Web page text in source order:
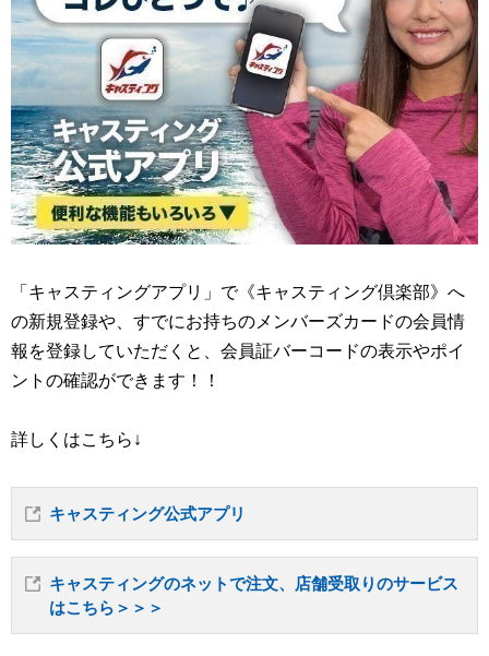
「キャスティングアプリ」で《キャスティング倶楽部》へ
の新規登録や、すでにお持ちのメンバーズカードの会員情
報を登録していただくと、会員証バーコードの表示やポイ
ントの確認ができます！！
詳しくはこちら↓
キャスティング公式アプリ
キャスティングのネットで注文、店舗受取りのサービス
はこちら＞＞＞